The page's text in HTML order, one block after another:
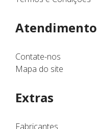
Atendimento
Contate-nos
Mapa do site
Extras
Fabricantes